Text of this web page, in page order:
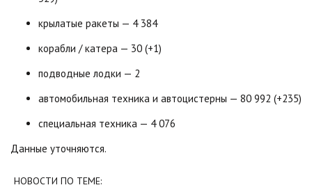
крылатые ракеты — 4 384
корабли / катера — 30 (+1)
подводные лодки — 2
автомобильная техника и автоцистерны — 80 992 (+235)
специальная техника — 4 076
Данные уточняются.
НОВОСТИ ПО ТЕМЕ: